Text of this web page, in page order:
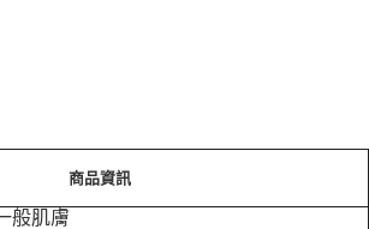
商品資訊
般肌膚